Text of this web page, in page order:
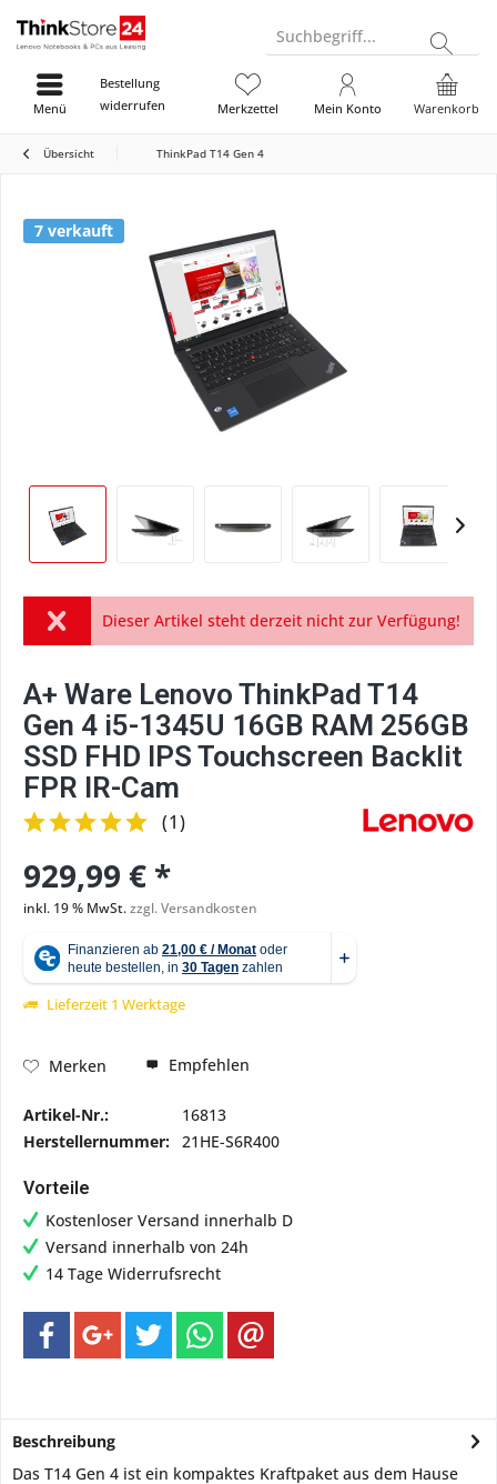
Suchbegriff...
Bestellung
widerrufen
Warenkorb
Merkzettel Mein Konto
Menü
Übersicht ThinkPad T14 Gen 4
7 verkauft
Dieser Artikel steht derzeit nicht zur Verfügung!
A+ Ware Lenovo ThinkPad T14
Gen 4 i5-1345U 16GB RAM 256GB
SSD FHD IPS Touchscreen Backlit
FPR IR-Cam
(1)
929,99 € *
inkl. 19 % MwSt.zzgl. Versandkosten
Lieferzeit 1 Werktage
Merken Empfehlen
Artikel-Nr.:
16813
Herstellernummer: 21HE-S6R400
Vorteile
Kostenloser Versand innerhalb D
Versand innerhalb von 24h
14 Tage Widerrufsrecht
Beschreibung
Das T14 Gen 4 ist ein kompaktes Kraftpaket aus dem Hause